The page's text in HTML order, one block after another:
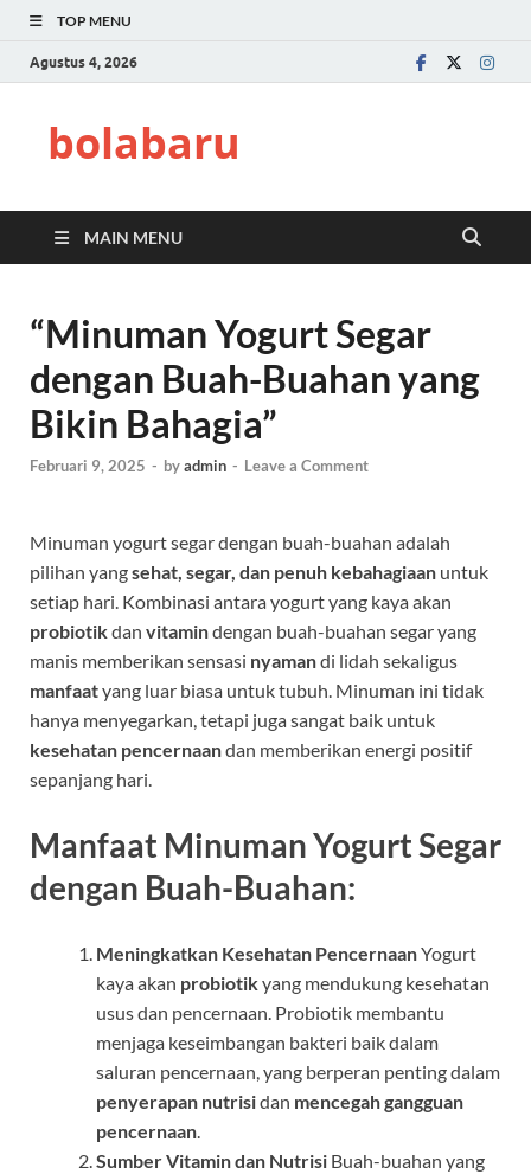
TOP MENU
Agustus 4, 2026
bolabaru
MAIN MENU
“Minuman Yogurt Segar
dengan Buah-Buahan yang
Bikin Bahagia”
Februari 9, 2025 - byadmin - Leave a Comment
Minuman yogurt segar dengan buah-buahan adalah
pilihan yangsehat, segar, dan penuh kebahagiaan untuk
setiap hari. Kombinasi antara yogurt yang kaya akan
probiotikdan vitamindengan buah-buahan segar yang
manis memberikan sensasi nyamandi lidah sekaligus
manfaatyang luar biasa untuk tubuh. Minuman ini tidak
hanya menyegarkan, tetapi juga sangat baik untuk
kesehatan pencernaandan memberikan energi positif
sepanjang hari.
Manfaat Minuman Yogurt Segar
dengan Buah-Buahan:
Meningkatkan Kesehatan PencernaanYogurt
kaya akan probiotikyang mendukung kesehatan
usus dan pencernaan. Probiotik membantu
menjaga keseimbangan bakteri baik dalam
saluran pencernaan, yang berperan penting dalam
penyerapan nutrisidan mencegah gangguan
pencernaan.
Sumber Vitamin dan Nutrisi Buah-buahan yang